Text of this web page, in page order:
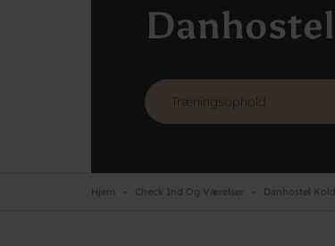
Hjem Check Ind Og Værelser Danhostel